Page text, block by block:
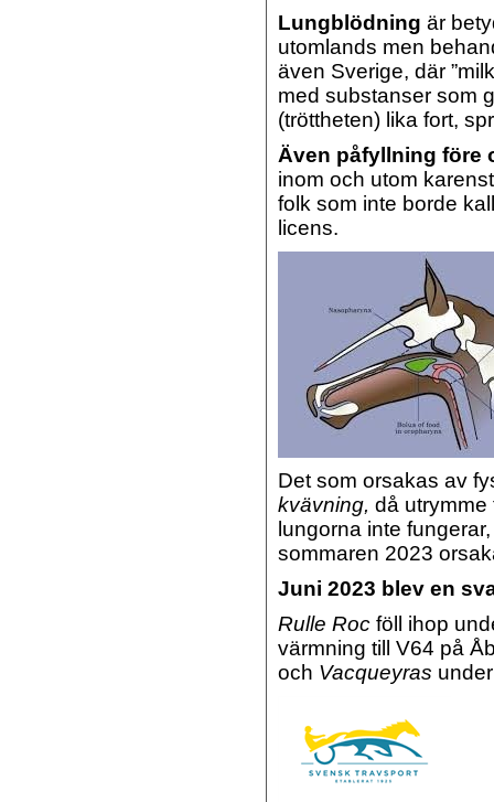
Lungblödning är
utomlands men
även Sverige, där
med substanser som
(tröttheten) lika fort,
Även påfyllning före
inom och utom
folk som inte borde
licens.
Det som orsakas av
kvävning, då utrymme
lungorna inte
sommaren 2023
Juni 2023 blev en
Rulle Roc föll ihop
värmning till V64 på
och Vacqueyras